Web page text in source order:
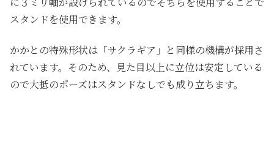
スタンドを使用できます。
かかとの特殊形状は「サクラギア」と同様の機構が採用さ
れています。そのため、見た目以上に立位は安定している
ので大抵のポーズはスタンドなしでも成り立ちます。